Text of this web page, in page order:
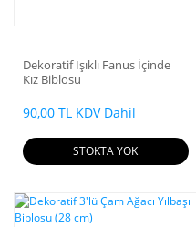
Dekoratif Işıklı Fanus İçinde
Kız Biblosu
90,00 TL KDV Dahil
STOKTA YOK